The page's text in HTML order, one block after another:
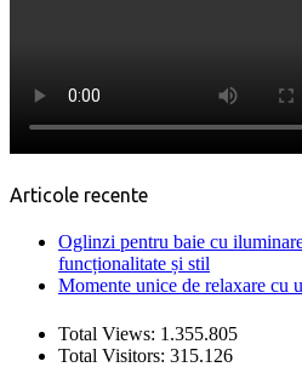
Articole recente
Oglinzi pentru baie cu
funcționalitate și stil
Momente unice de relaxare cu
Total Views: 1.355.805
Total Visitors: 315.126